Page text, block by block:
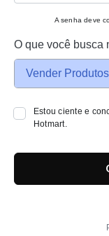
A senha deve
O que você busca
Vender Produtos
Estou ciente e
Hotmart.